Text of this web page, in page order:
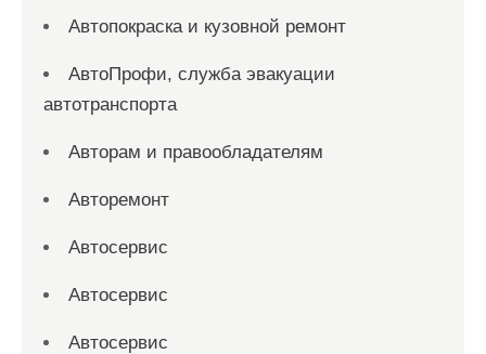
Автопокраска и кузовной ремонт
АвтоПрофи, служба эвакуации
автотранспорта
Авторам и правообладателям
Авторемонт
Автосервис
Автосервис
Автосервис